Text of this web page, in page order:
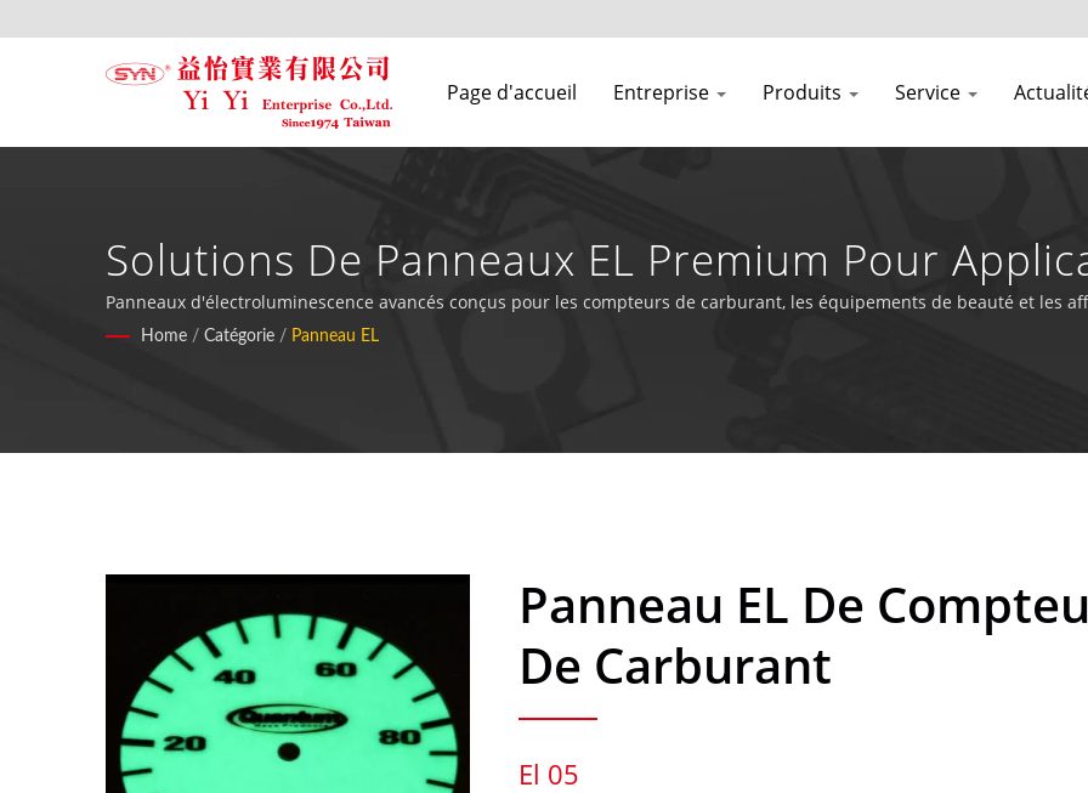
Page d'accueil Entreprise Produits Service
Solutions De Panneaux EL Premium Pour
Industrielles
Panneaux d'électroluminescence avancés conçus pour les compteurs de carburant, les équipements de beauté et les
luminosité supérieure et une épaisseur minimale.
Home / Catégorie / Panneau EL
Panneau EL De
De Carburant
El 05